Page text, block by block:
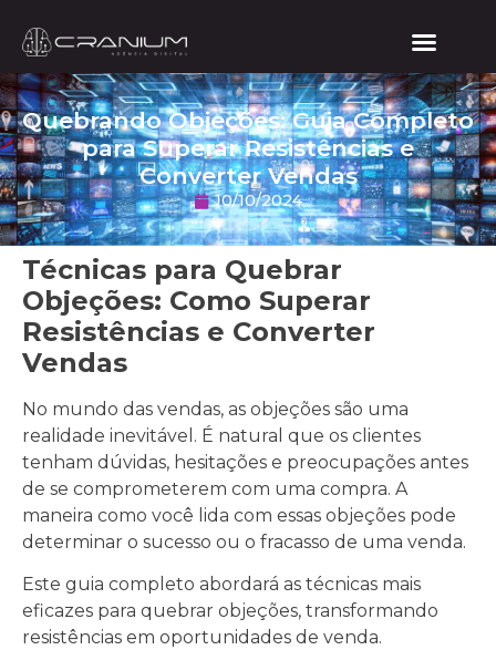
Quebrando Objeções: Guia Completo
para Superar Resistências e
Converter Vendas
10/10/2024
Técnicas para Quebrar
Objeções: Como Superar
Resistências e Converter
Vendas
No mundo das vendas, as objeções são uma
realidade inevitável. É natural que os clientes
tenham dúvidas, hesitações e preocupações antes
de se comprometerem com uma compra. A
maneira como você lida com essas objeções pode
determinar o sucesso ou o fracasso de uma venda.
Este guia completo abordará as técnicas mais
eficazes para quebrar objeções, transformando
resistências em oportunidades de venda.